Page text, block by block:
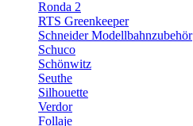
Ronda 2
RTS Greenkeeper
Schneider Modellbahnzubehör
Schuco
Schönwitz
Seuthe
Silhouette
Verdor
Follaje